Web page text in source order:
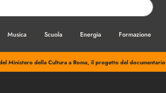
Musica Scuola Energia Formazione
Ministero della Cultura a Roma, il progetto del documentario